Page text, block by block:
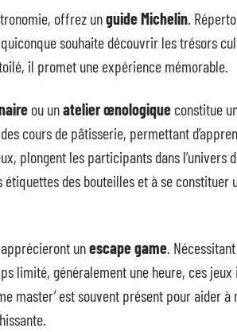
offrez unguide Michelin .
souhaite découvrir les trésors
il promet une expérience mémorable.
ou unatelier œnologique constitue
cours de pâtisserie, permettant
plongent les participants dans l’univers
des bouteilles et à se constituer
unescape game .
limité, généralement une heure, ces
master’ est souvent présent pour aider